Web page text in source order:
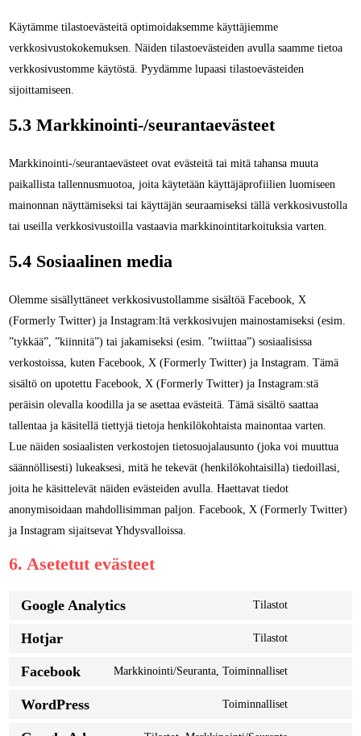
Käytämme tilastoevästeitä optimoidaksemme käyttäjiemme
verkkosivustokokemuksen. Näiden tilastoevästeiden avulla saamme tietoa
verkkosivustomme käytöstä. Pyydämme lupaasi tilastoevästeiden
sijoittamiseen.
5.3 Markkinointi-/seurantaevästeet
Markkinointi-/seurantaevästeet ovat evästeitä tai mitä tahansa muuta
paikallista tallennusmuotoa, joita käytetään käyttäjäprofiilien luomiseen
mainonnan näyttämiseksi tai käyttäjän seuraamiseksi tällä verkkosivustolla
tai useilla verkkosivustoilla vastaavia markkinointitarkoituksia varten.
5.4 Sosiaalinen media
Olemme sisällyttäneet verkkosivustollamme sisältöä Facebook, X
(Formerly Twitter) ja Instagram:ltä verkkosivujen mainostamiseksi (esim.
”tykkää”, ”kiinnitä”) tai jakamiseksi (esim. ”twiittaa”) sosiaalisissa
verkostoissa, kuten Facebook, X (Formerly Twitter) ja Instagram. Tämä
sisältö on upotettu Facebook, X (Formerly Twitter) ja Instagram:stä
peräisin olevalla koodilla ja se asettaa evästeitä. Tämä sisältö saattaa
tallentaa ja käsitellä tiettyjä tietoja henkilökohtaista mainontaa varten.
Lue näiden sosiaalisten verkostojen tietosuojalausunto (joka voi muuttua
säännöllisesti) lukeaksesi, mitä he tekevät (henkilökohtaisilla) tiedoillasi,
joita he käsittelevät näiden evästeiden avulla. Haettavat tiedot
anonymisoidaan mahdollisimman paljon. Facebook, X (Formerly Twitter)
ja Instagram sijaitsevat Yhdysvalloissa.
6. Asetetut evästeet
Google Analytics
Tilastot
Hotjar
Tilastot
Facebook
Markkinointi/Seuranta, Toiminnalliset
WordPress
Toiminnalliset